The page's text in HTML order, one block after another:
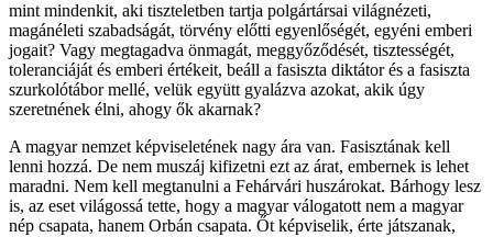
mint mindenkit, aki tiszteletben tartja polgártársai világnézeti,
magánéleti szabadságát, törvény előtti egyenlőségét, egyéni emberi
jogait? Vagy megtagadva önmagát, meggyőződését, tisztességét,
toleranciáját és emberi értékeit, beáll a fasiszta diktátor és a fasiszta
szurkolótábor mellé, velük együtt gyalázva azokat, akik úgy
szeretnének élni, ahogy ők akarnak?
A magyar nemzet képviseletének nagy ára van. Fasisztának kell
lenni hozzá. De nem muszáj kifizetni ezt az árat, embernek is lehet
maradni. Nem kell megtanulni a Fehárvári huszárokat. Bárhogy lesz
is, az eset világossá tette, hogy a magyar válogatott nem a magyar
nép csapata, hanem Orbán csapata. Őt képviselik, érte játszanak,